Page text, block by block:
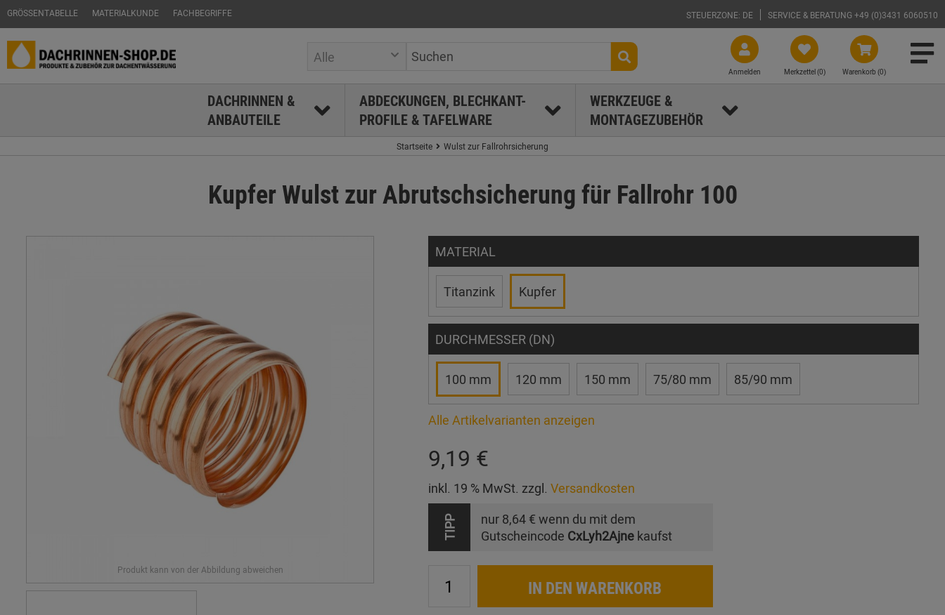
GRÖSSENTABELLE MATERIALKUNDE FACHBEGRIFFE STEUERZONE: DE SERVICE & BERATUNG +49 (0)3431 6060510
Warenkorb (0)
Merkzettel (0)
Anmelden
Alle
DACHRINNEN &
ANBAUTEILE
ABDECKUNGEN, BLECHKANT-
PROFILE & TAFELWARE
WERKZEUGE &
MONTAGEZUBEHÖR
Startseite Wulst zur Fallrohrsicherung
Kupfer Wulst zur Abrutschsicherung für Fallrohr 100
MATERIAL
Titanzink Kupfer
DURCHMESSER (DN)
100 mm 120 mm 150 mm 75/80 mm 85/90 mm
Alle Artikelvarianten anzeigen
9,19 €
inkl. 19 % MwSt. zzgl. Versandkosten
TIPP nur 8,64 € wenn du mit dem
Gutscheincode CxLyh2Ajnekaufst
IN DEN WARENKORB